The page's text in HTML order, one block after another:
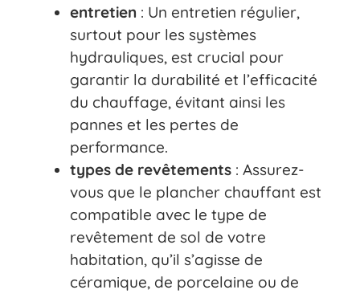
entretien : Un entretien régulier,
surtout pour les systèmes
hydrauliques, est crucial pour
garantir la durabilité et l’efficacité
du chauffage, évitant ainsi les
pannes et les pertes de
performance.
types de revêtements : Assurez-
vous que le plancher chauffant est
compatible avec le type de
revêtement de sol de votre
habitation, qu’il s’agisse de
céramique, de porcelaine ou de